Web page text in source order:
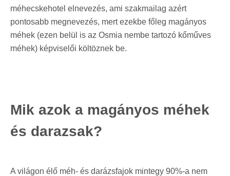
méhecskehotel elnevezés, ami szakmailag azért
pontosabb megnevezés, mert ezekbe főleg magányos
méhek (ezen belül is az Osmia nembe tartozó kőműves
méhek) képviselői költöznek be.
Mik azok a magányos méhek
és darazsak?
A világon élő méh- és darázsfajok mintegy 90%-a nem